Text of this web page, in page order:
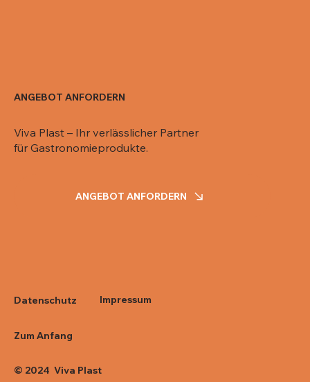
ANGEBOT ANFORDERN
Viva Plast – Ihr verlässlicher Partner
für Gastronomieprodukte.
ANGEBOT ANFORDERN
Datenschutz
Zum Anfang
© 2024 Viva Plast
Impressum